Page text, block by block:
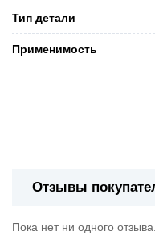
Тип детали
Применимость
Отзывы
Пока нет ни одного